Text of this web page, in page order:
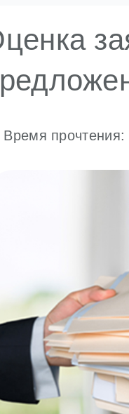
Время прочтения: